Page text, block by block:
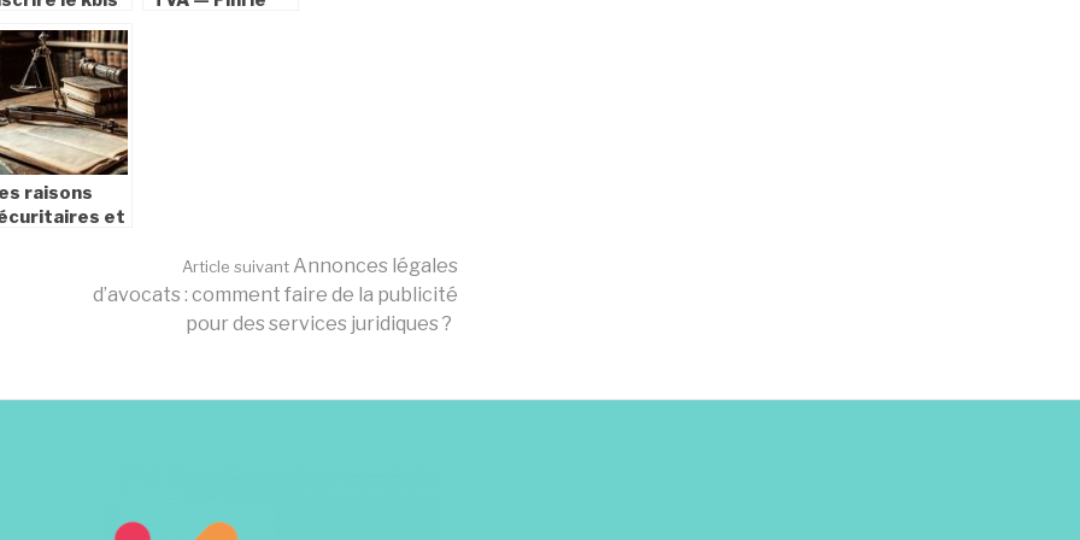
?
raisons
et
Article suivant Annonces légales
d’avocats : comment faire de la publicité
pour des services juridiques ?